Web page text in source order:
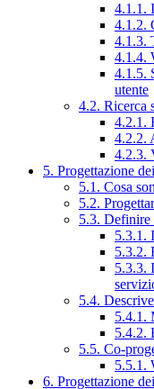
4.1.1.
4.1.2.
4.1.3.
4.1.4.
4.1.5.
utente
4.2. Ricerca
4.2.1.
4.2.2.
4.2.3.
5. Progettazione
5.1. Cosa
5.2.
5.3.
5.3.1.
5.3.2.
5.3.3.
5.4.
5.4.1.
5.4.2.
5.5. Co-
5.5.1.
6. Progettazione